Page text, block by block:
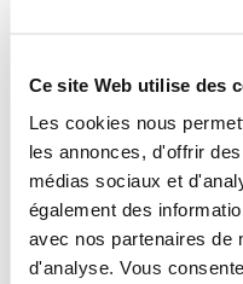
Ce site Web utilise des
Les cookies nous
les annonces, d'offrir
médias sociaux et
également des
avec nos partenaires de
d'analyse. Vous
qu’après votre
adéquats. Si ces deux
pouvons inscrire le
de débiteurs la plus
Toutefois, nous
l’annonce de cette
l’inscription elle-même.